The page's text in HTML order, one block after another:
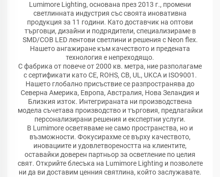
Lumimore Lighting, основана през 2013 г., промени
светлинната индустрия със своята иновативна
продукция за 11 години. Като доставчик на оптови
търговци, дизайни и подрядители, специализираме в
SMD/COB LED лентови светлини и решения с Neon flex.
Нашето ангажиране към качеството и предената
технология е непреходящо.
С фабрика от повече от 2000 кв. метра, ние разполагаме
с сертификати като CE, ROHS, CB, UL, UKCA и ISO9001.
Нашето глобално присъствие се разпространява до
Северна Америка, Европа, Австралия, Нова Зеландия и
Близкия изток. Интегрираната ни производствена
модела съчетава производство и търговия, предлагайки
персонализирани решения и експертни услуги.
В Lumimore осветяваме не само пространства, но и
възможности. Фокусирахме се върху качеството,
иновациите и удовлетвореността на клиентите,
оставайки доверен партньор за осветление по целия
свят. Открийте блесъка на Lumimore Lighting и позволете
ни да ви доставим ценния святлина, който заслужавате.